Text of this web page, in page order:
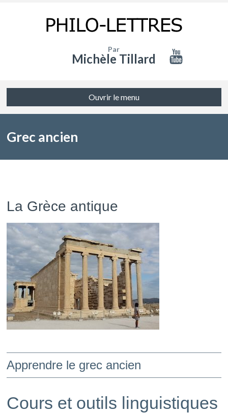
Par
Michèle Tillard
Ouvrir le menu
Grec ancien
La Grèce antique
Apprendre le grec ancien
Cours et outils linguistiques